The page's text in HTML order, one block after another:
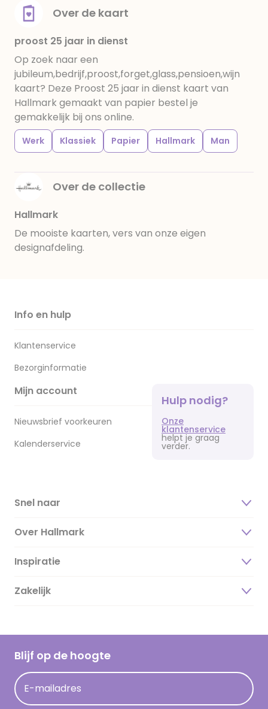
Over de kaart
proost 25 jaar in dienst
Op zoek naar een
jubileum,bedrijf,proost,forget,glass,pensioen,wijn
kaart? Deze Proost 25 jaar in dienst kaart van
Hallmark gemaakt van papier bestel je
gemakkelijk bij ons online.
Werk Klassiek Papier Hallmark Man
Over de collectie
Hallmark
De mooiste kaarten, vers van onze eigen
designafdeling.
Info en hulp
Klantenservice
Bezorginformatie
Mijn account
Nieuwsbrief voorkeuren
Kalenderservice
Hulp nodig?
Onze
klantenservice
helpt je graag
verder.
Snel naar
Over Hallmark
Over ons
Duurzaamheid
Hallmark Kaartclub
Acties
Persberichten
Inspiratie
Magazine
Cadeau inspiratie
Kaartinspiratie
Zakelijk
Blijf op de hoogte
E-mailadres